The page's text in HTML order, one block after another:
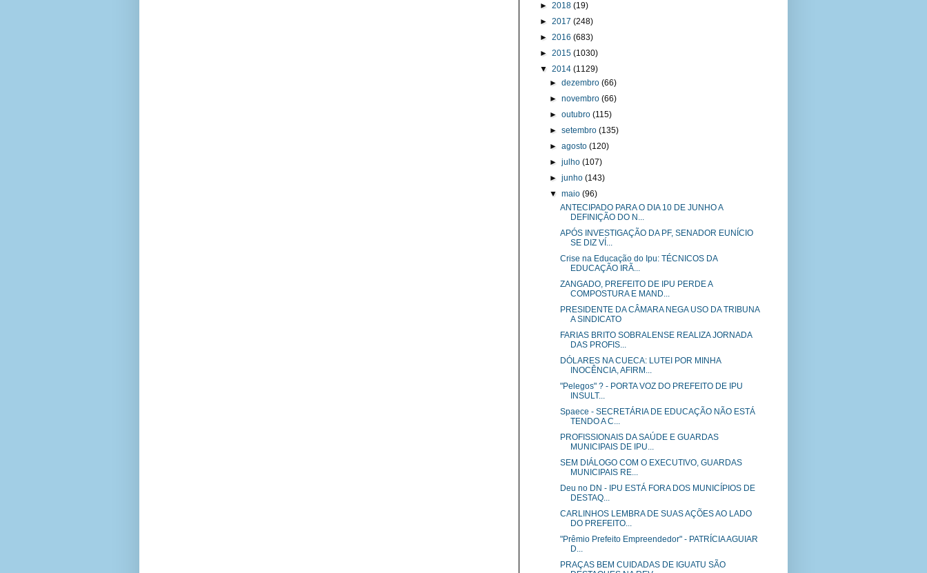
► 2018 (19)
► 2017 (248)
► 2016 (683)
► 2015 (1030)
▼ 2014 (1129)
►dezembro(66)
►novembro(66)
►outubro(115)
►setembro(135)
►agosto(120)
►julho(107)
►junho(143)
▼maio(96)
ANTECIPADO PARA O DIA 10 DE JUNHO A
DEFINIÇÃO DO N...
APÓS INVESTIGAÇÃO DA PF, SENADOR EUNÍCIO
SE DIZ VÍ...
Crise na Educação do Ipu: TÉCNICOS DA
EDUCAÇÃO IRÃ...
ZANGADO, PREFEITO DE IPU PERDE A
COMPOSTURA E MAND...
PRESIDENTE DA CÂMARA NEGA USO DA TRIBUNA
A SINDICATO
FARIAS BRITO SOBRALENSE REALIZA JORNADA
DAS PROFIS...
DÓLARES NA CUECA: LUTEI POR MINHA
INOCÊNCIA, AFIRM...
"Pelegos" ? - PORTA VOZ DO PREFEITO DE IPU
INSULT...
Spaece - SECRETÁRIA DE EDUCAÇÃO NÃO ESTÁ
TENDO A C...
PROFISSIONAIS DA SAÚDE E GUARDAS
MUNICIPAIS DE IPU...
SEM DIÁLOGO COM O EXECUTIVO, GUARDAS
MUNICIPAIS RE...
Deu no DN - IPU ESTÁ FORA DOS MUNICÍPIOS DE
DESTAQ...
CARLINHOS LEMBRA DE SUAS AÇÕES AO LADO
DO PREFEITO...
"Prêmio Prefeito Empreendedor" - PATRÍCIA AGUIAR
D...
PRAÇAS BEM CUIDADAS DE IGUATU SÃO